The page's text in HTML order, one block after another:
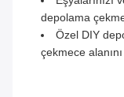
depolama
Özel DIY
çekmece alanını